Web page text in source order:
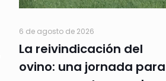
6 de agosto de 2026
La reivindicación del
ovino: una jornada para